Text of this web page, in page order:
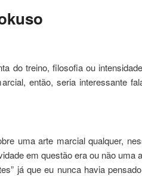
do treino, filosofia ou
então, seria interessante
uma arte marcial qualquer,
em questão era ou não uma
já que eu nunca havia